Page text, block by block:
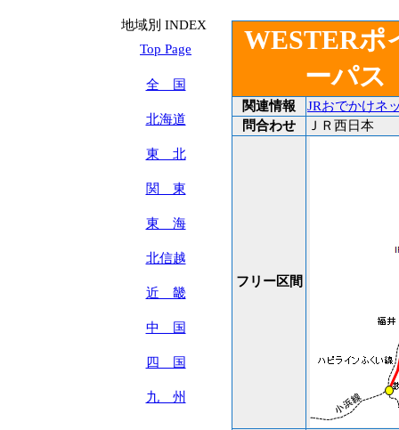
地域別 INDEX
Top Page
全 国
北海道
東 北
関 東
東 海
北信越
近 畿
中 国
四 国
九 州
WESTERポ
ーパス
関連情報
JRおでかけネ
問合わせ
ＪＲ西日本
フリー区間